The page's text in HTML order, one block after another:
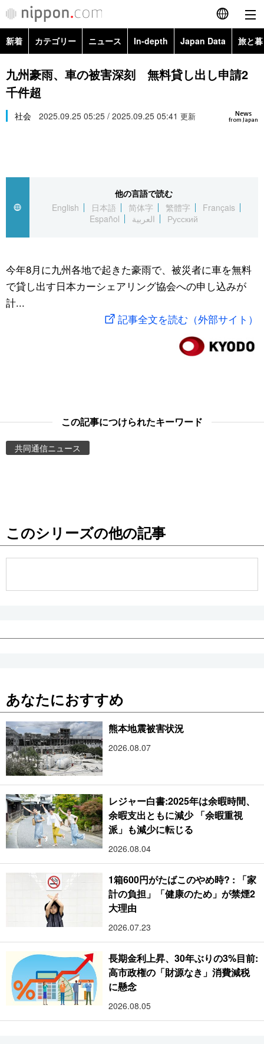
English
简体字
Русский
カテゴリー
経済・ビジネス
国際
文化
トップ
アーカイブ
In-depth
Japan Data
動画/Live
People
新着 カテゴリー ニュース In-depth Japan Data 旅と
政治・外交
経済・ビジネス
スポーツ・東京2020
Topics
九州豪雨、車の被害深刻 無料貸し出し申請2
千件超
News
from Japan
社会 2025.09.25 05:25 / 2025.09.25 05:41 更新
他の言語で読む
English
日本語 简体字 繁體字
Français
Español
العربية Русский
今年8月に九州各地で起きた豪雨で、被災者に車を無料
で貸し出す日本カーシェアリング協会への申し込みが
計...
記事全文を読む（外部サイト）
この記事につけられたキーワード
共同通信ニュース
このシリーズの他の記事
あなたにおすすめ
熊本地震被害状況
2026.08.07
レジャー白書:2025年は余暇時間、
余暇支出ともに減少 「余暇重視
派」も減少に転じる
2026.08.04
1箱600円がたばこのやめ時? : 「家
計の負担」「健康のため」が禁煙2
大理由
2026.07.23
長期金利上昇、30年ぶりの3%目前:
高市政権の「財源なき」消費減税
に懸念
2026.08.05